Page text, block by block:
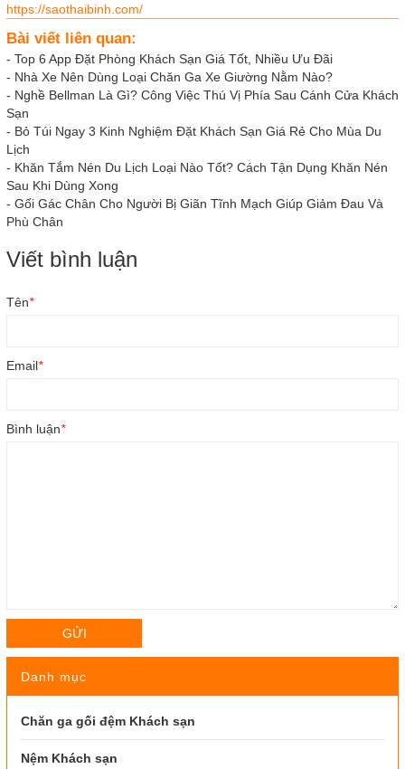
https://saothaibinh.com/
Bài viết liên quan:
- Top 6 App Đặt Phòng Khách Sạn Giá Tốt, Nhiều Ưu Đãi
- Nhà Xe Nên Dùng Loại Chăn Ga Xe Giường Nằm Nào?
- Nghề Bellman Là Gì? Công Việc Thú Vị Phía Sau Cánh Cửa Khách
Sạn
- Bỏ Túi Ngay 3 Kinh Nghiệm Đặt Khách Sạn Giá Rẻ Cho Mùa Du
Lịch
- Khăn Tắm Nén Du Lịch Loại Nào Tốt? Cách Tận Dụng Khăn Nén
Sau Khi Dùng Xong
- Gối Gác Chân Cho Người Bị Giãn Tĩnh Mạch Giúp Giảm Đau Và
Phù Chân
Viết bình luận
Tên*
Email*
Bình luận*
GỬI
Danh mục
Chăn ga gối đệm Khách sạn
Nệm Khách sạn